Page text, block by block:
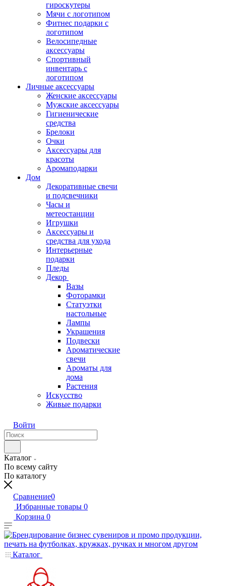
гироскутеры
Мячи с логотипом
Фитнес подарки с
логотипом
Велосипедные
аксессуары
Спортивный
инвентарь с
логотипом
Личные аксессуары
Женские аксессуары
Мужские аксессуары
Гигиенические
средства
Брелоки
Очки
Аксессуары для
красоты
Аромаподарки
Дом
Декоративные свечи
и подсвечники
Часы и
метеостанции
Игрушки
Аксессуары и
средства для ухода
Интерьерные
подарки
Пледы
Декор
Вазы
Фоторамки
Статуэтки
настольные
Лампы
Украшения
Подвески
Ароматические
свечи
Ароматы для
дома
Растения
Искусство
Живые подарки
Войти
Каталог
По всему сайту
По каталогу
Сравнение0
Избранные товары 0
Корзина 0
Каталог